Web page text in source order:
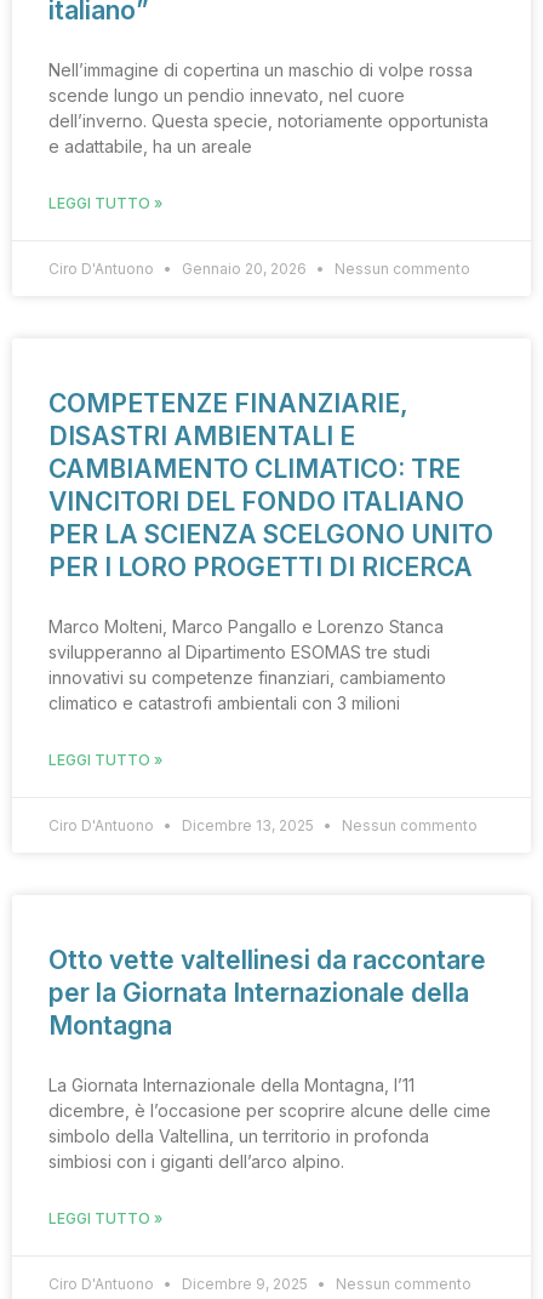
italiano”
Nell’immagine di copertina un maschio di volpe rossa
scende lungo un pendio innevato, nel cuore
dell’inverno. Questa specie, notoriamente opportunista
e adattabile, ha un areale
LEGGI TUTTO »
Ciro D'Antuono Gennaio 20, 2026 Nessun commento
COMPETENZE FINANZIARIE,
DISASTRI AMBIENTALI E
CAMBIAMENTO CLIMATICO: TRE
VINCITORI DEL FONDO ITALIANO
PER LA SCIENZA SCELGONO UNITO
PER I LORO PROGETTI DI RICERCA
Marco Molteni, Marco Pangallo e Lorenzo Stanca
svilupperanno al Dipartimento ESOMAS tre studi
innovativi su competenze finanziari, cambiamento
climatico e catastrofi ambientali con 3 milioni
LEGGI TUTTO »
Ciro D'Antuono Dicembre 13, 2025 Nessun commento
Otto vette valtellinesi da raccontare
per la Giornata Internazionale della
Montagna
La Giornata Internazionale della Montagna, l’11
dicembre, è l’occasione per scoprire alcune delle cime
simbolo della Valtellina, un territorio in profonda
simbiosi con i giganti dell’arco alpino.
LEGGI TUTTO »
Ciro D'Antuono Dicembre 9, 2025 Nessun commento